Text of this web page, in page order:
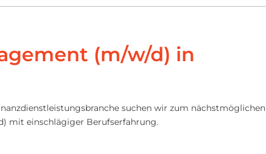
(m/w/d) in
suchen wir zum nächstmöglichen
mit einschlägiger Berufserfahrung.